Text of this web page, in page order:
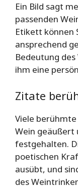
Ein Bild sagt
passenden
Etikett können
ansprechend
Bedeutung
ihm eine
Zitate
Viele
Wein geäußert
festgehalten.
poetischen
ausübt, und
des